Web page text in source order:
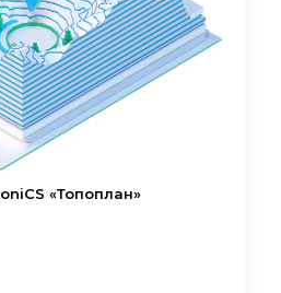
«Топоплан»